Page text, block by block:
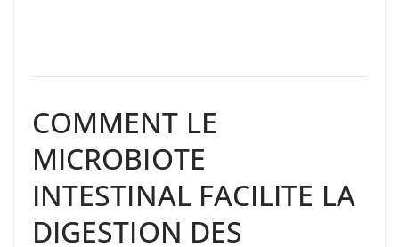
COMMENT LE
MICROBIOTE
INTESTINAL FACILITE LA
DIGESTION DES